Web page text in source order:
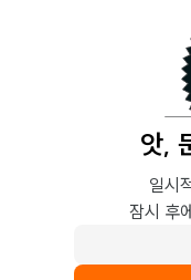
앗,
일시
잠시 후